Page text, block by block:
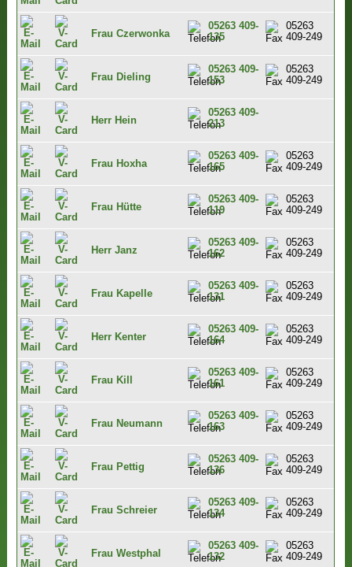
Frau Czerwonka
05263 409-
135
05263
409-249
Frau Dieling
05263 409-
153
05263
409-249
Herr Hein
05263 409-
213
Frau Hoxha
05263 409-
165
05263
409-249
Frau Hütte
05263 409-
119
05263
409-249
Herr Janz
05263 409-
162
05263
409-249
Frau Kapelle
05263 409-
131
05263
409-249
Herr Kenter
05263 409-
164
05263
409-249
Frau Kill
05263 409-
161
05263
409-249
Frau Neumann
05263 409-
163
05263
409-249
Frau Pettig
05263 409-
136
05263
409-249
Frau Schreier
05263 409-
134
05263
409-249
Frau Westphal
05263 409-
132
05263
409-249